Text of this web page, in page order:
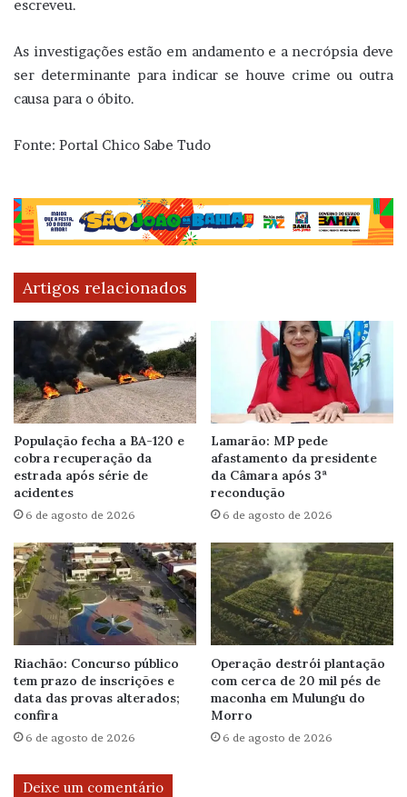
escreveu.
As investigações estão em andamento e a necrópsia deve
ser determinante para indicar se houve crime ou outra
causa para o óbito.
Fonte: Portal Chico Sabe Tudo
Artigos relacionados
População fecha a BA-120 e
cobra recuperação da
estrada após série de
acidentes
6 de agosto de 2026
Lamarão: MP pede
afastamento da presidente
da Câmara após 3ª
recondução
6 de agosto de 2026
Riachão: Concurso público
tem prazo de inscrições e
data das provas alterados;
confira
6 de agosto de 2026
Operação destrói plantação
com cerca de 20 mil pés de
maconha em Mulungu do
Morro
6 de agosto de 2026
Deixe um comentário